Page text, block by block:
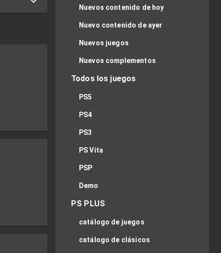
Nuevos contenido de hoy
Nuevo contenido de ayer
Nuevos juegos
Nuevos complementos
Todos los juegos
PS5
PS4
PS3
PS Vita
PSP
Demo
PS PLUS
catálogo de juegos
catálogo de clásicos